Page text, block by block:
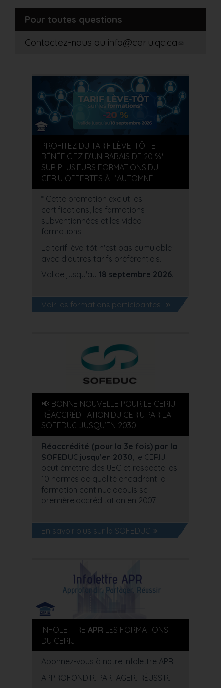
Pour toutes questions
Contactez-nous au info@ceriu.qc.ca
PROFITEZ DU TARIF LÈVE-TÔT ET
BÉNÉFICIEZ D’UN RABAIS DE 20 %*
SUR PLUSIEURS FORMATIONS DU
CERIU OFFERTES À L’AUTOMNE
* Cette promotion exclut les
certifications, les formations
subventionnées et les vidéo
formations.
Le tarif lève-tôt n'est pas cumulable
avec d'autres tarifs préférentiels.
Valide jusqu'au 18 septembre 2026.
Voir les formations participantes
📢 BONNE NOUVELLE POUR LE CERIU!
RÉACCRÉDITATION DU CERIU PAR LA
SOFEDUC JUSQU’EN 2030
Réaccrédité (pour la 3e fois) par la
SOFEDUC jusqu’en 2030, le CERIU
peut émettre des UEC et respecte les
10 normes de qualité encadrant la
formation continue depuis sa
première accréditation en 2007.
En savoir plus sur la SOFEDUC
INFOLETTRE APR LES FORMATIONS
DU CERIU
Abonnez-vous à notre infolettre APR
APPROFONDIR. PARTAGER. RÉUSSIR.